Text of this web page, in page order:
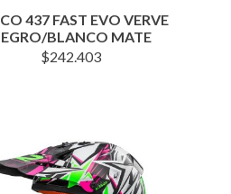
437 FAST EVO VERVE
BLANCO MATE
$242.403